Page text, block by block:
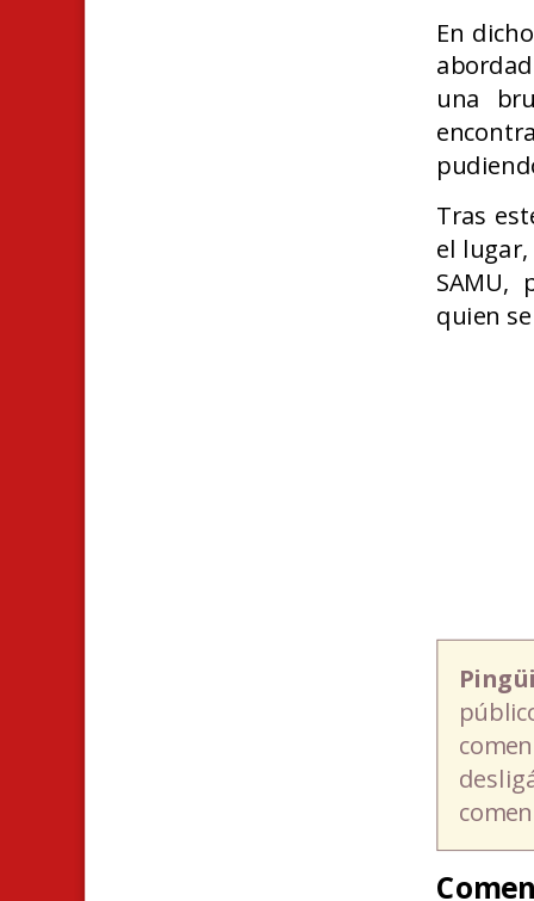
En
una
Tras
el
SAMU,
quien